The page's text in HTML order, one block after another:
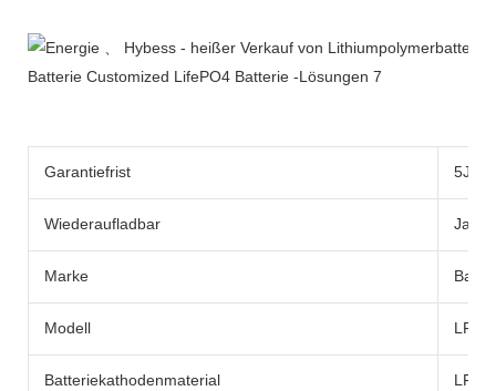
Garantiefrist
Wiederaufladbar Ja
Marke
Modell
Batteriekathodenmaterial LFP